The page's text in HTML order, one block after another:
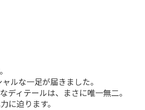
ルな一足が届きました。
ィテールは、まさに唯一無二。
に迫ります。